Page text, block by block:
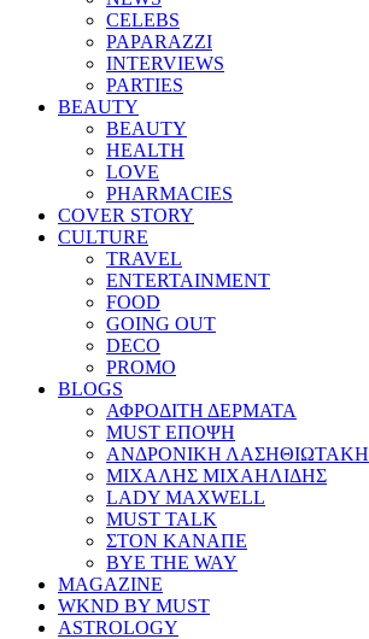
CELEBS
PAPARAZZI
INTERVIEWS
PARTIES
BEAUTY
BEAUTY
HEALTH
LOVE
PHARMACIES
COVER STORY
CULTURE
TRAVEL
ENTERTAINMENT
FOOD
GOING OUT
DECO
PROMO
BLOGS
ΑΦΡΟΔΙΤΗ ΔΕΡΜΑΤΑ
MUST ΕΠΟΨΗ
ΑΝΔΡΟΝΙΚΗ ΛΑΣΗΘΙΩΤΑΚΗ
ΜΙΧΑΛΗΣ ΜΙΧΑΗΛΙΔΗΣ
LADY MAXWELL
MUST TALK
ΣΤΟΝ ΚΑΝΑΠΕ
BYE THE WAY
MAGAZINE
WKND BY MUST
ASTROLOGY